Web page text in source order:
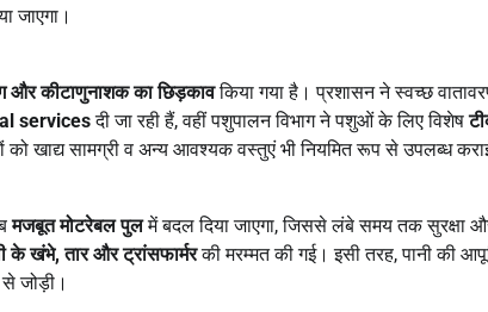
जाएगा।
और कीटाणुनाशक का छिड़कावकिया गया है। प्रशासन ने स्वच्छ
servicesदी जा रही हैं, वहीं पशुपालन विभाग ने पशुओं के लिए विशेष
को खाद्य सामग्री व अन्य आवश्यक वस्तुएं भी नियमित रूप से उपलब्ध
मजबूत मोटरेबल पुलमें बदल दिया जाएगा, जिससे लंबे समय तक सुरक्षा
के खंभे,तार और ट्रांसफार्मरकी मरम्मत की गई। इसी तरह, पानी की
जोड़ी।